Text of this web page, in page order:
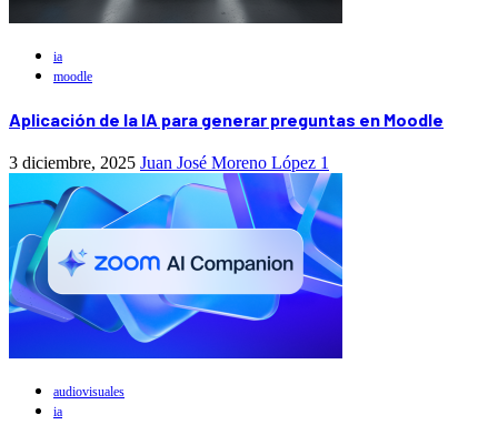
ia
moodle
Aplicación de la IA para generar preguntas en Moodle
3 diciembre, 2025 Juan José Moreno López 1
audiovisuales
ia